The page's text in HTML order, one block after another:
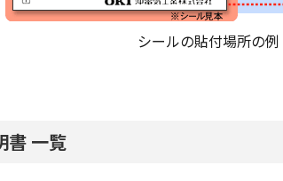
シールの貼付場所の例
書 一覧